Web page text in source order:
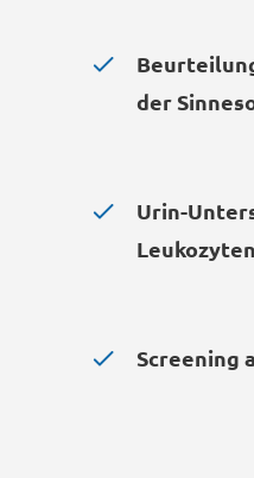
der
Urin-
Screening